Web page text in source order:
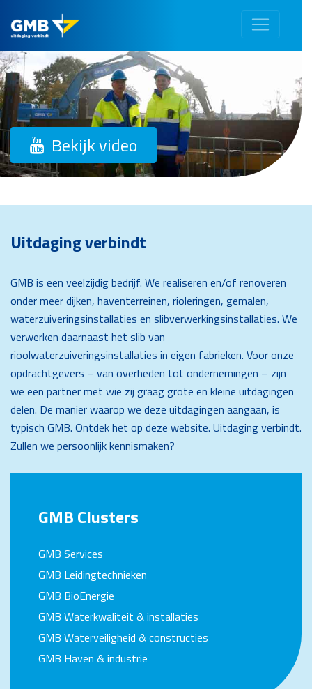
Bekijk video
Uitdaging verbindt
GMB is een veelzijdig bedrijf. We realiseren en/of renoveren
onder meer dijken, haventerreinen, rioleringen, gemalen,
waterzuiveringsinstallaties en slibverwerkingsinstallaties. We
verwerken daarnaast het slib van
rioolwaterzuiveringsinstallaties in eigen fabrieken. Voor onze
opdrachtgevers – van overheden tot ondernemingen – zijn
we een partner met wie zij graag grote en kleine uitdagingen
delen. De manier waarop we deze uitdagingen aangaan, is
typisch GMB. Ontdek het op deze website. Uitdaging verbindt.
Zullen we persoonlijk kennismaken?
GMB Clusters
GMB Services
GMB Leidingtechnieken
GMB BioEnergie
GMB Waterkwaliteit & installaties
GMB Waterveiligheid & constructies
GMB Haven & industrie